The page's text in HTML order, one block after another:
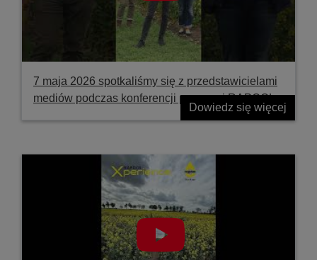
7 maja 2026 spotkaliśmy się z przedstawicielami
mediów podczas konferencji prasowej RAPOOL
Dowiedz się więcej